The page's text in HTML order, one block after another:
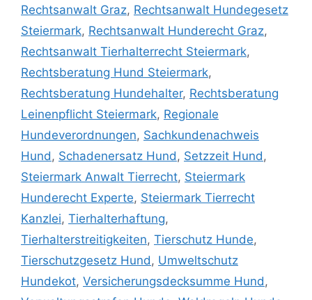
Rechtsanwalt Graz, Rechtsanwalt Hundegesetz
Steiermark, Rechtsanwalt Hunderecht Graz,
Rechtsanwalt Tierhalterrecht Steiermark,
Rechtsberatung Hund Steiermark,
Rechtsberatung Hundehalter, Rechtsberatung
Leinenpflicht Steiermark, Regionale
Hundeverordnungen, Sachkundenachweis
Hund, Schadenersatz Hund, Setzzeit Hund,
Steiermark Anwalt Tierrecht, Steiermark
Hunderecht Experte, Steiermark Tierrecht
Kanzlei, Tierhalterhaftung,
Tierhalterstreitigkeiten, Tierschutz Hunde,
Tierschutzgesetz Hund, Umweltschutz
Hundekot, Versicherungsdecksumme Hund,